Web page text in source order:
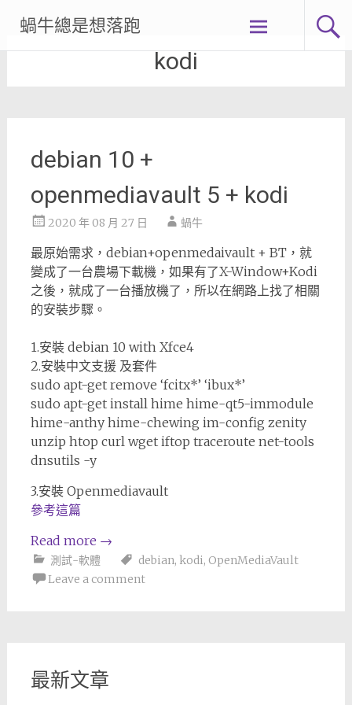
content
蝸牛總是想落跑
kodi
debian 10 +
openmediavault 5 + kodi
2020 年 08 月 27 日 蝸牛
最原始需求，debian+openmedaivault + BT，就
變成了一台農場下載機，如果有了X-Window+Kodi
之後，就成了一台播放機了，所以在網路上找了相關
的安裝步驟。
1.安裝 debian 10 with Xfce4
2.安裝中文支援 及套件
sudo apt-get remove ‘fcitx*’ ‘ibux*’
sudo apt-get install hime hime-qt5-immodule
hime-anthy hime-chewing im-config zenity
unzip htop curl wget iftop traceroute net-tools
dnsutils -y
3.安裝 Openmediavault
參考這篇
Read more →
測試-軟體 debian, kodi, OpenMediaVault
Leave a comment
最新文章